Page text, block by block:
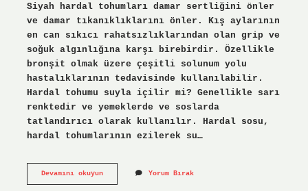
Siyah hardal tohumları damar sertliğini önler
ve damar tıkanıklıklarını önler. Kış aylarının
en can sıkıcı rahatsızlıklarından olan grip ve
soğuk algınlığına karşı birebirdir. Özellikle
bronşit olmak üzere çeşitli solunum yolu
hastalıklarının tedavisinde kullanılabilir.
Hardal tohumu suyla içilir mi? Genellikle sarı
renktedir ve yemeklerde ve soslarda
tatlandırıcı olarak kullanılır. Hardal sosu,
hardal tohumlarının ezilerek su…
Devamını okuyunHardal
Yorum Bırak